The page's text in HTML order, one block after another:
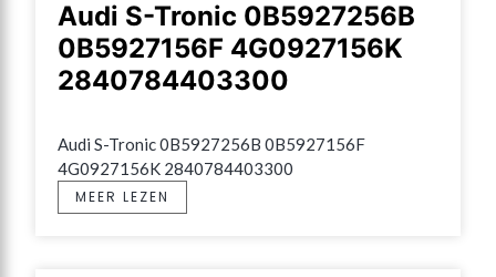
Audi S-Tronic 0B5927256B
0B5927156F 4G0927156K
2840784403300
Audi S-Tronic 0B5927256B 0B5927156F
4G0927156K 2840784403300
MEER LEZEN